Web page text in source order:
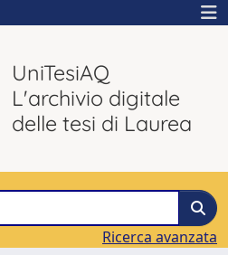
UniTesiAQ
L'archivio digitale
delle tesi di Laurea
Ricerca avanzata